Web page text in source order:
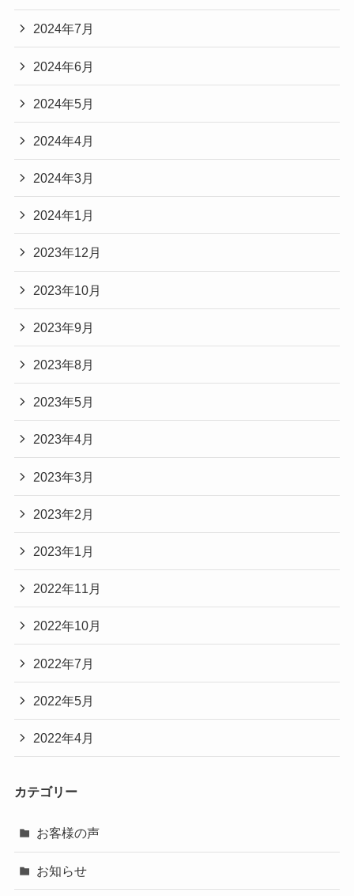
2024年7月
2024年6月
2024年5月
2024年4月
2024年3月
2024年1月
2023年12月
2023年10月
2023年9月
2023年8月
2023年5月
2023年4月
2023年3月
2023年2月
2023年1月
2022年11月
2022年10月
2022年7月
2022年5月
2022年4月
カテゴリー
お客様の声
お知らせ